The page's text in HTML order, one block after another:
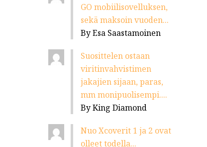
GO mobiilisovelluksen,
sekä maksoin vuoden...
By Esa Saastamoinen
Suosittelen ostaan
viritinvahvistimen
jakajien sijaan, paras,
mm monipuolisempi....
By King Diamond
Nuo Xcoverit 1 ja 2 ovat
olleet todella...